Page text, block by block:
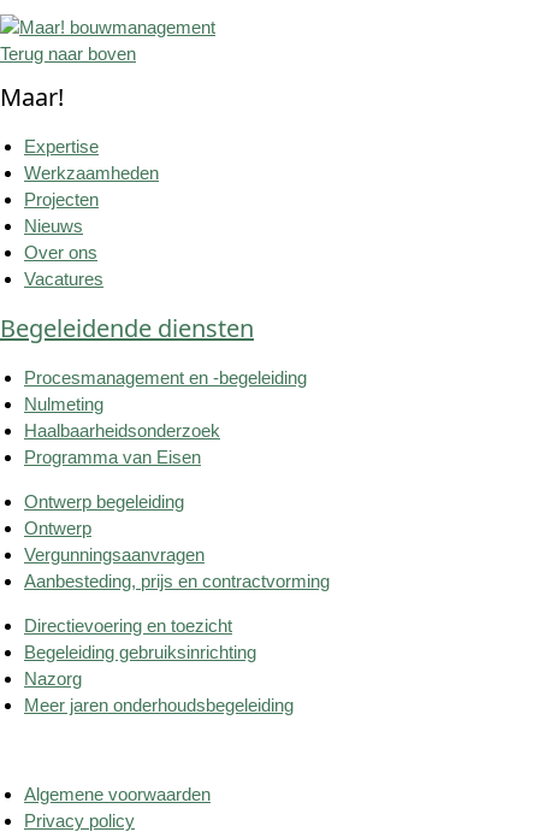
Terug naar boven
Maar!
Expertise
Werkzaamheden
Projecten
Nieuws
Over ons
Vacatures
Begeleidende diensten
Procesmanagement en -begeleiding
Nulmeting
Haalbaarheidsonderzoek
Programma van Eisen
Ontwerp begeleiding
Ontwerp
Vergunningsaanvragen
Aanbesteding, prijs en contractvorming
Directievoering en toezicht
Begeleiding gebruiksinrichting
Nazorg
Meer jaren onderhoudsbegeleiding
Algemene voorwaarden
Privacy policy